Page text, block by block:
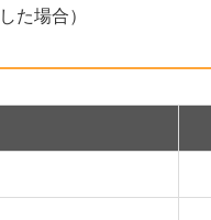
た場合）